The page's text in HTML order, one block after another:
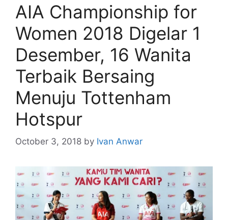
AIA Championship for
Women 2018 Digelar 1
Desember, 16 Wanita
Terbaik Bersaing
Menuju Tottenham
Hotspur
October 3, 2018 by Ivan Anwar